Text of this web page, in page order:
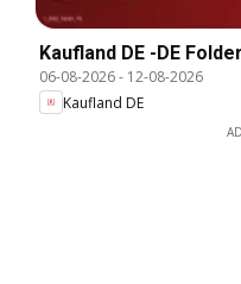
Kaufland DE -DE Folder
06-08-2026- 12-08-2026
Kaufland DE